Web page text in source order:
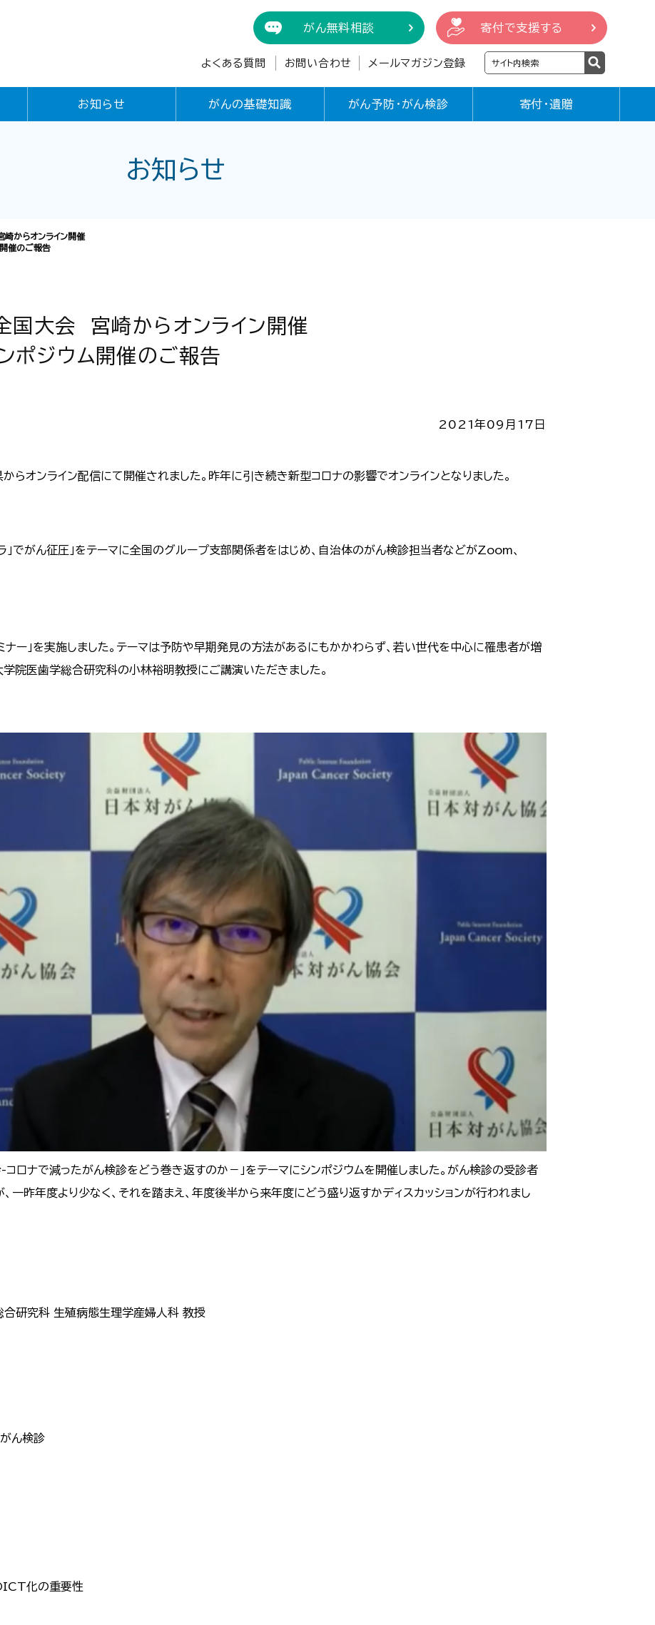
がん無料相談 寄付で支援する
よくある質問 お問い合わせ メールマガジン登録
お知らせ がんの基礎知識 がん予防・がん検診 寄付・遺贈
お知らせ
からオンライン開催
開催のご報告
大会 宮崎からオンライン開催
ポジウム開催のご報告
2021年09月17日
らオンライン配信にて開催されました。昨年に引き続き新型コロナの影響でオンラインとなりました。
」でがん征圧」をテーマに全国のグループ支部関係者をはじめ、自治体のがん検診担当者などがZoom、
ー」を実施しました。テーマは予防や早期発見の方法があるにもかかわらず、若い世代を中心に罹患者が増
学院医歯学総合研究科の小林裕明教授にご講演いただきました。
ロナで減ったがん検診をどう巻き返すのか－」をテーマにシンポジウムを開催しました。がん検診の受診者
一昨年度より少なく、それを踏まえ、年度後半から来年度にどう盛り返すかディスカッションが行われまし
合研究科 生殖病態生理学産婦人科 教授
がん検診
ICT化の重要性